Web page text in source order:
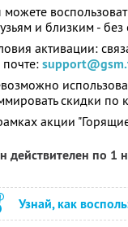
можете
и близким -
активации:
скидки по
акции
действителен по 1
Узнай, как